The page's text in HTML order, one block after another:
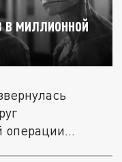
миллионной
операции